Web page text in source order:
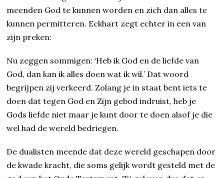
meenden God te kunnen worden en zich dan alles te
kunnen per­mit­te­ren. Eckhart zegt echter in een van
zijn preken:
Nu zeggen sommigen: ‘Heb ik God en de liefde van
God, dan kan ik alles doen wat ik wil.’ Dat woord
begrijpen zij verkeerd. Zolang je in staat bent iets te
doen dat tegen God en Zijn gebod indruist, heb je
Gods liefde niet maar je kunt door te doen alsof je die
wel had de wereld bedriegen.
De dualisten meende dat deze wereld geschapen door
de kwade kracht, die soms gelijk wordt gesteld met de